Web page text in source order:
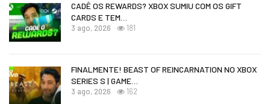
CADÊ OS REWARDS? XBOX SUMIU COM OS GIFT
CARDS E TEM…
3 ago, 2026 181
FINALMENTE! BEAST OF REINCARNATION NO XBOX
SERIES S | GAME…
3 ago, 2026 162